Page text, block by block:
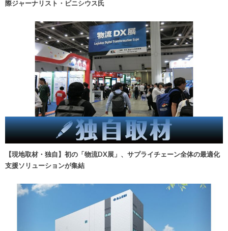
際ジャーナリスト・ビニシウス氏
【現地取材・独自】初の「物流DX展」、サプライチェーン全体の最適化
支援ソリューションが集結